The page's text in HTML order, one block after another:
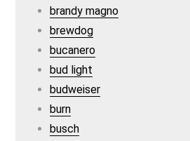
brandy magno
brewdog
bucanero
bud light
budweiser
burn
busch